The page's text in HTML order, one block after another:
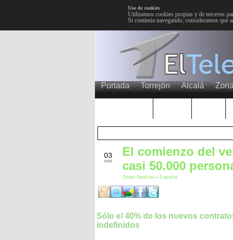
Uso de cookies
Utilizamos cookies propias y de terceros
Si continúa navegando, consideramos que
Portada Torrejón Alcalá
03
2025
El comienzo del
casi 50.000
Otras Noticias - España
Sólo el 40% de los nuevos
indefinidos